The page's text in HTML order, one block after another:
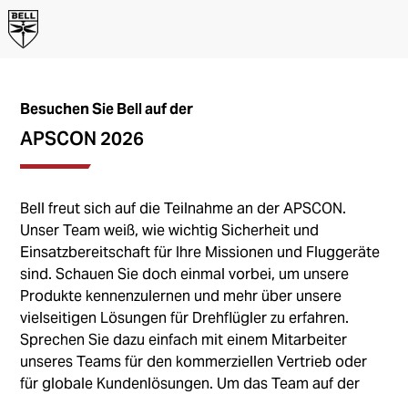
Besuchen Sie Bell auf der
APSCON 2026
Bell freut sich auf die Teilnahme an der APSCON.
Unser Team weiß, wie wichtig Sicherheit und
Einsatzbereitschaft für Ihre Missionen und Fluggeräte
sind. Schauen Sie doch einmal vorbei, um unsere
Produkte kennenzulernen und mehr über unsere
vielseitigen Lösungen für Drehflügler zu erfahren.
Sprechen Sie dazu einfach mit einem Mitarbeiter
unseres Teams für den kommerziellen Vertrieb oder
für globale Kundenlösungen. Um das Team auf der